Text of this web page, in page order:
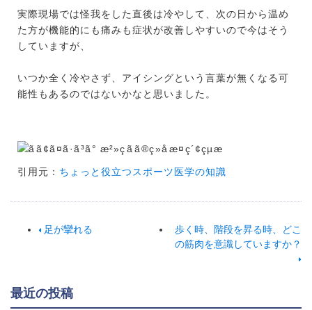
実際現場では怪我をした直後は冷やして、次の日から温め
た方が機能的にも痛みも症状が改善しやすいので今はそう
していますが、
いつか全く冷やさず、アイシングという言葉が無くなる可
能性もあるのではないかなと思いました。
引用元： ちょっと役立つスポーツ医学の知識
足が攣れる
歩く時、階段を昇る時、どこ
の筋肉を意識していますか？
最近の投稿